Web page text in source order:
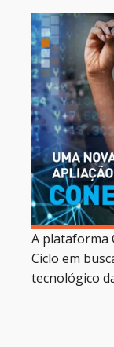
A plataforma
Ciclo em
tecnológico